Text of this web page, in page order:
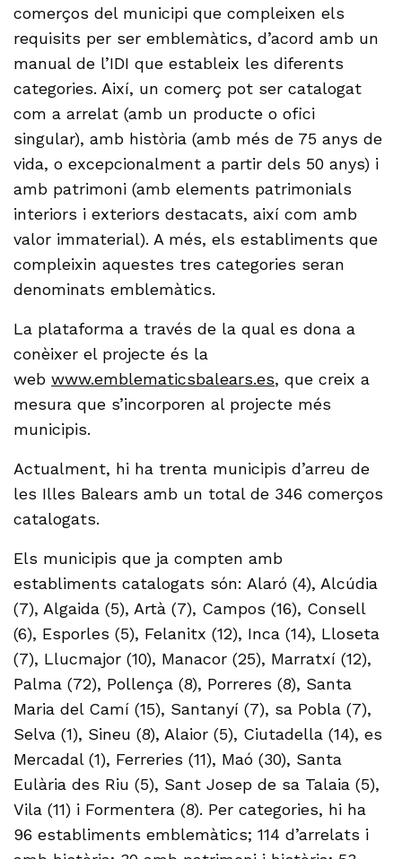
comerços del municipi que compleixen els
requisits per ser emblemàtics, d’acord amb un
manual de l’IDI que estableix les diferents
categories. Així, un comerç pot ser catalogat
com a arrelat (amb un producte o ofici
singular), amb història (amb més de 75 anys de
vida, o excepcionalment a partir dels 50 anys) i
amb patrimoni (amb elements patrimonials
interiors i exteriors destacats, així com amb
valor immaterial). A més, els establiments que
compleixin aquestes tres categories seran
denominats emblemàtics.
La plataforma a través de la qual es dona a
conèixer el projecte és la
webwww.emblematicsbalears.es, que creix a
mesura que s’incorporen al projecte més
municipis.
Actualment, hi ha trenta municipis d’arreu de
les Illes Balears amb un total de 346 comerços
catalogats.
Els municipis que ja compten amb
establiments catalogats són: Alaró (4), Alcúdia
(7), Algaida (5), Artà (7), Campos (16), Consell
(6), Esporles (5), Felanitx (12), Inca (14), Lloseta
(7), Llucmajor (10), Manacor (25), Marratxí (12),
Palma (72), Pollença (8), Porreres (8), Santa
Maria del Camí (15), Santanyí (7), sa Pobla (7),
Selva (1), Sineu (8), Alaior (5), Ciutadella (14), es
Mercadal (1), Ferreries (11), Maó (30), Santa
Eulària des Riu (5), Sant Josep de sa Talaia (5),
Vila (11) i Formentera (8). Per categories, hi ha
96 establiments emblemàtics; 114 d’arrelats i